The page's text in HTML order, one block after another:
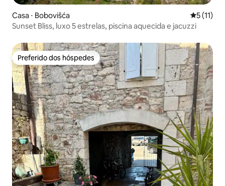
Casa ⋅ Bobovišća 5 de uma
5 (11)
Sunset Bliss, luxo 5 estrelas, piscina aquecida e jacuzzi
Preferido dos hóspedes
Preferido dos hóspedes